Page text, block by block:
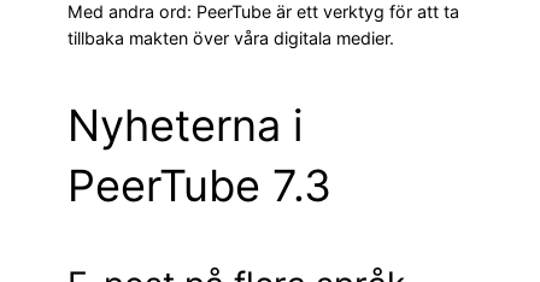
Med andra ord: PeerTube är ett verktyg för att ta
tillbaka makten över våra digitala medier.
Nyheterna i
PeerTube 7.3